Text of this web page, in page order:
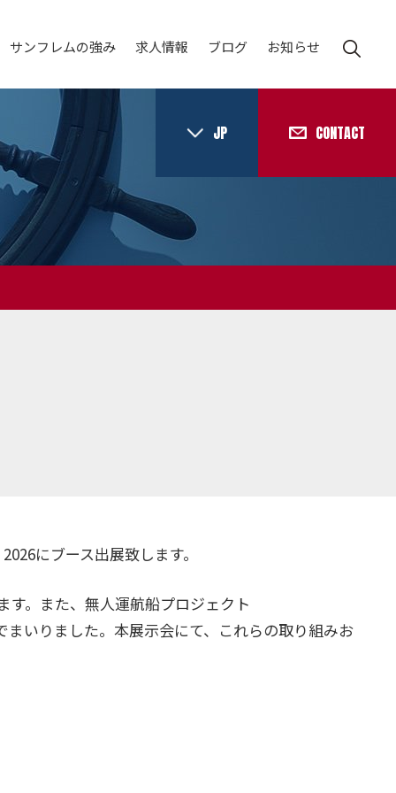
サンフレムの強み 求人情報 ブログ お知らせ
JP CONTACT
にブース出展致します。
。また、無人運航船プロジェクト
いりました。本展示会にて、これらの取り組みお